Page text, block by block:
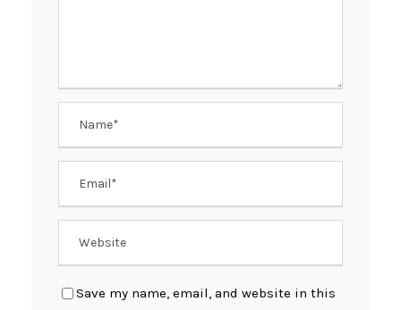
Save my name, email, and website in this